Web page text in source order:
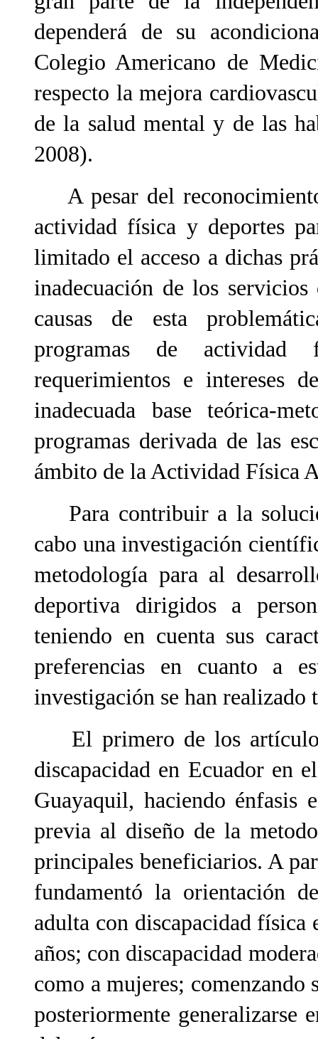
dependerá de su
Colegio Americano de
respecto la mejora
de la salud mental y de las
2008).
A pesar del
actividad física y deportes
limitado el acceso a dichas
inadecuación de los
causas de esta
programas de actividad
requerimientos e intereses
inadecuada base teórica-
programas derivada de las
ámbito de la Actividad Física
Para contribuir a la
cabo una investigación
metodología para al
deportiva dirigidos a
teniendo en cuenta sus
preferencias en cuanto a
investigación se han
El primero de los
discapacidad en Ecuador en
Guayaquil, haciendo énfasis
previa al diseño de la
principales beneficiarios. A
fundamentó la orientación
adulta con discapacidad física
años; con discapacidad
como a mujeres;
posteriormente generalizarse